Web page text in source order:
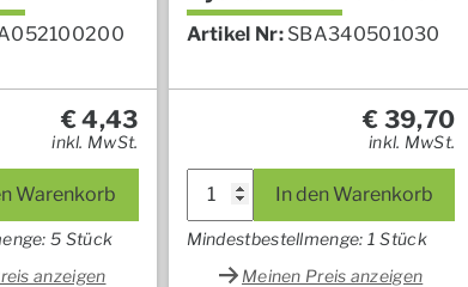
€4,43
inkl. MwSt.
Warenkorb
5 Stück
anzeigen
Artikel Nr: SBA340501030
€ 39,70
inkl. MwSt.
In den Warenkorb
Mindestbestellmenge: 1 Stück
Meinen Preis anzeigen